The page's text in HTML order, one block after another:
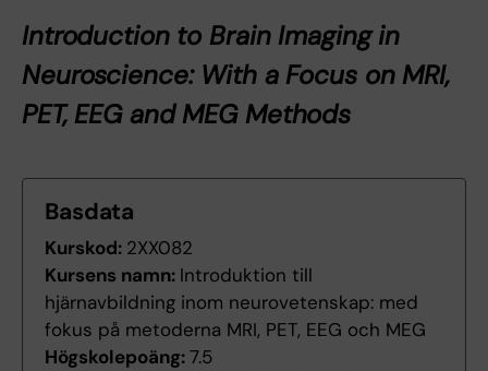
Introduction to Brain Imaging in
Neuroscience: With a Focus on MRI,
PET, EEG and MEG Methods
Basdata
Kurskod: 2XX082
Kursens namn: Introduktion till
hjärnavbildning inom neurovetenskap: med
fokus på metoderna MRI, PET, EEG och MEG
Högskolepoäng:7.5